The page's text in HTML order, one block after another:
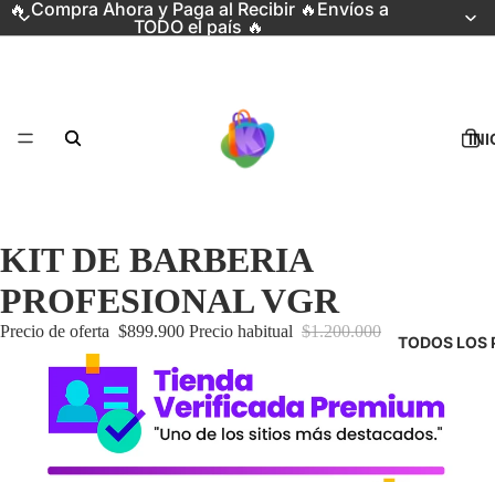
🔥 Compra Ahora y Paga al Recibir 🔥Envíos a
TODO el país 🔥
TODOS LOS
KIT DE BARBERIA
PROFESIONAL VGR
Precio de oferta $899.900 Precio habitual $1.200.000